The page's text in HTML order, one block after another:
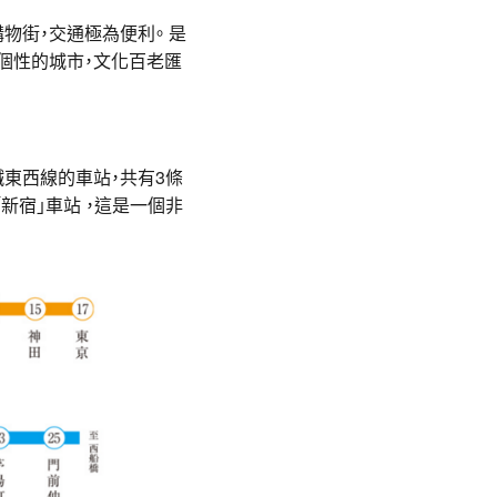
街，交通極為便利。 是
性的城市，文化百老匯
西線的車站，共有3條
宿」車站 ，這是一個非